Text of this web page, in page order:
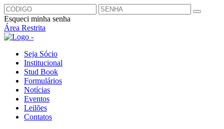
Esqueci minha senha
Área Restrita
Seja Sócio
Institucional
Stud Book
Formulários
Notícias
Eventos
Leilões
Contatos